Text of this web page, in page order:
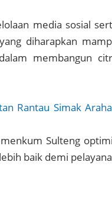
media sosial
diharapkan
membangun
Rantau Simak
Sulteng
baik demi